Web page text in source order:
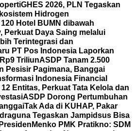
GHES 2026, PLN Tegaskan
Hidrogen
Hotel BUMN dibawah
Perkuat Daya Saing melalui
Terintegrasi dan
PT Pos Indonesia Laporkan
TriliunASDP Tanam 2.500
Pesisir Pagimana, Banggai
Indonesia Financial
Entitas, Perkuat Tata Kelola dan
ASDP Dorong Pertumbuhan
Tak Ada di KUHAP, Pakar
Tegaskan Jampidsus Bisa
Menko PMK Pratikno: SDM